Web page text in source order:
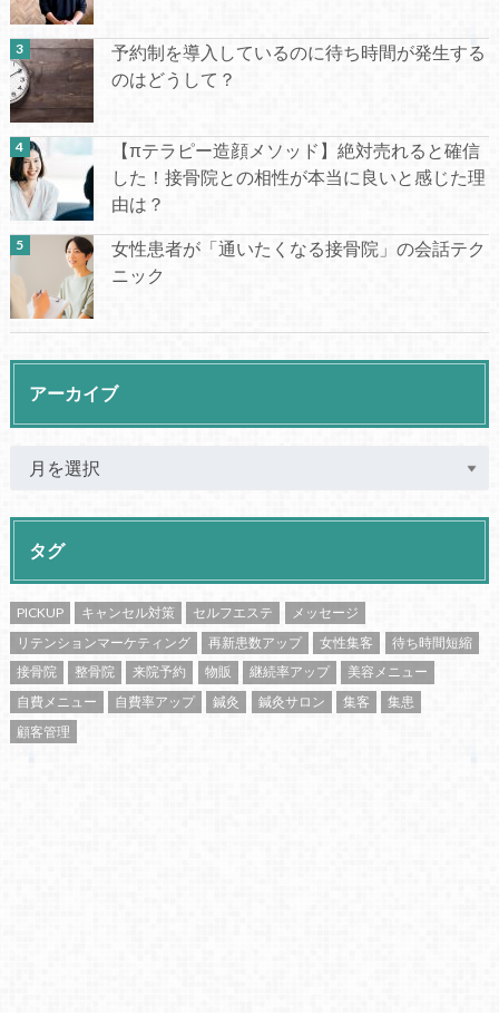
予約制を導入しているのに待ち時間が発生する
のはどうして？
【πテラピー造顔メソッド】絶対売れると確信
した！接骨院との相性が本当に良いと感じた理
由は？
女性患者が「通いたくなる接骨院」の会話テク
ニック
アーカイブ
タグ
PICKUP キャンセル対策 セルフエステ
メッセージ
リテンションマーケティング
再新患数アップ 女性集客
待ち時間短縮
接骨院
整骨院 来院予約 物販 継続率アップ
美容メニュー
自費メニュー
自費率アップ 鍼灸 鍼灸サロン 集客
集患
顧客管理